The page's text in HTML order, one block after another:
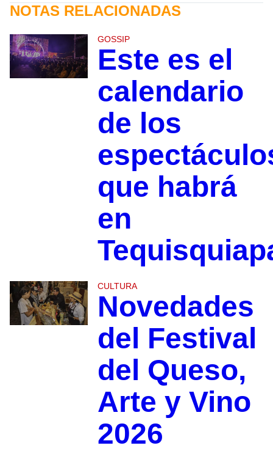
NOTAS RELACIONADAS
GOSSIP
Este es el
calendario
de los
que habrá
en
CULTURA
Novedades
del Festival
del Queso,
Arte y Vino
2026